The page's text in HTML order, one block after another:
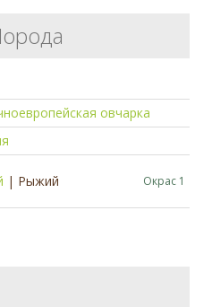
овчарка
| Рыжий Окрас 1